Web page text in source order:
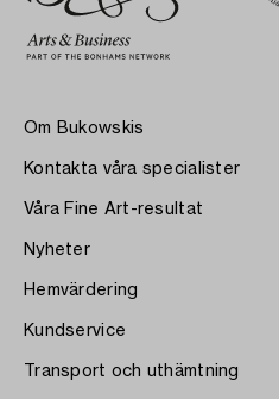
Om Bukowskis
Kontakta våra specialister
Våra Fine Art-resultat
Nyheter
Hemvärdering
Kundservice
Transport och uthämtning